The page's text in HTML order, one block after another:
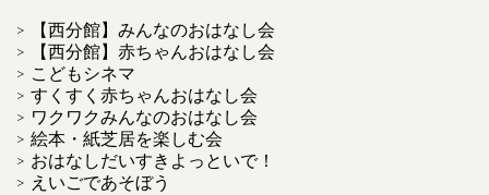
【西分館】みんなのおはなし会
【西分館】赤ちゃんおはなし会
こどもシネマ
すくすく赤ちゃんおはなし会
ワクワクみんなのおはなし会
絵本・紙芝居を楽しむ会
おはなしだいすきよっといで！
えいごであそぼう